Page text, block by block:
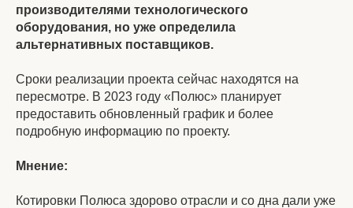
производителями технологического
оборудования, но уже определила
альтернативных поставщиков.
Сроки реализации проекта сейчас находятся на
пересмотре. В 2023 году «Полюс» планирует
предоставить обновленный график и более
подробную информацию по проекту.
Мнение:
Котировки Полюса здорово отрасли и со дна дали уже